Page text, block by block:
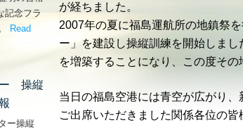
が経ちました。
2007年の夏に福島運航所の地鎮祭
ー」を建設し操縦訓練を開始しま
を増築することになり、この度その
当日の福島空港には青空が広がり、
ご出席いただきました関係各位の皆
記念フラ
Read
しいプレゼント！’
ー 操縦
ー操縦